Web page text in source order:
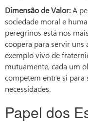
Dimensão de Valor:A
sociedade moral e
peregrinos está nos
coopera para servir uns
exemplo vivo de
mutuamente, cada um
competem entre si para
necessidades.
Papel dos